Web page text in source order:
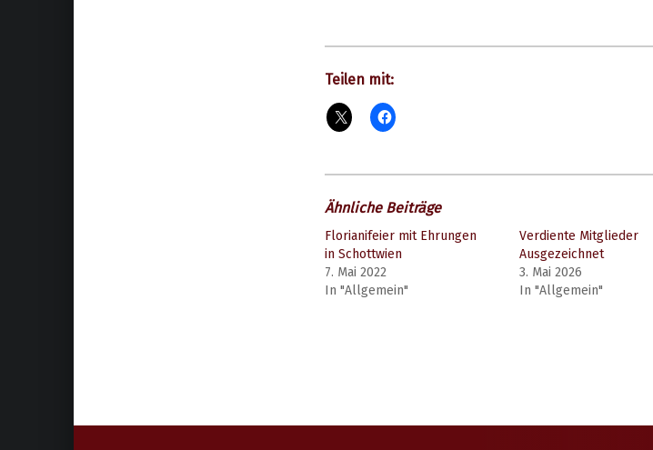
Teilen mit:
Ähnliche Beiträge
Florianifeier mit Ehrungen
in Schottwien
7. Mai 2022
In "Allgemein"
Verdiente Mitglieder
Ausgezeichnet
3. Mai 2026
In "Allgemein"
OBI Harald Loibl sen.